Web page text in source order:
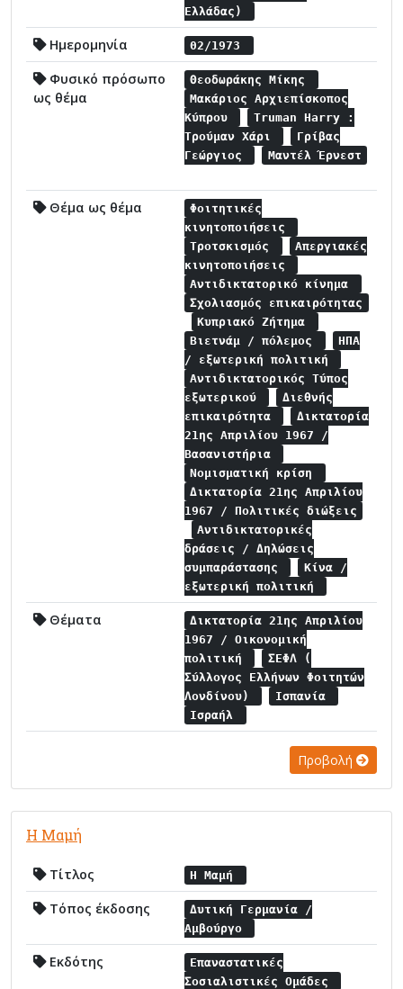
Ελλάδας)
Ημερομηνία 02/1973
Φυσικό πρόσωπο
ως θέμα
Θεοδωράκης Μίκης
Μακάριος Αρχιεπίσκοπος
Κύπρου
Truman Harry :
Τρούμαν Χάρι
Γρίβας
Γεώργιος
Μαντέλ Έρνεστ
Θέμα ως θέμα
Φοιτητικές
κινητοποιήσεις
Τροτσκισμός
Απεργιακές
κινητοποιήσεις
Αντιδικτατορικό κίνημα
Σχολιασμός επικαιρότητας
Κυπριακό Ζήτημα
Βιετνάμ / πόλεμος
ΗΠΑ
/ εξωτερική πολιτική
Αντιδικτατορικός Τύπος
εξωτερικού
Διεθνής
επικαιρότητα
Δικτατορία
21ης Απριλίου 1967 /
Βασανιστήρια
Νομισματική κρίση
Δικτατορία 21ης Απριλίου
1967 / Πολιτικές διώξεις
Αντιδικτατορικές
δράσεις / Δηλώσεις
συμπαράστασης
Κίνα /
εξωτερική πολιτική
Θέματα
Δικτατορία 21ης Απριλίου
1967 / Οικονομική
πολιτική
ΣΕΦΛ (
Σύλλογος Ελλήνων Φοιτητών
Λονδίνου)
Ισπανία
Ισραήλ
Προβολή
Η Μαμή
Τίτλος Η Μαμή
Τόπος έκδοσης
Δυτική Γερμανία /
Αμβούργο
Εκδότης
Επαναστατικές
Σοσιαλιστικές Ομάδες